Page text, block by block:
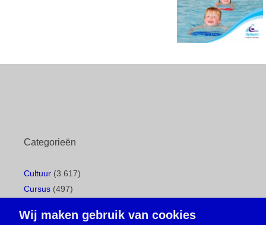
Categorieën
Cultuur (3.617)
Cursus (497)
Gemeentepagina(104)
Wij maken gebruik van cookies